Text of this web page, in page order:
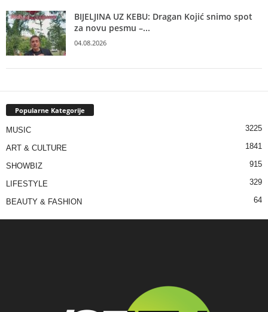
BIJELJINA UZ KEBU: Dragan Kojić snimo spot
za novu pesmu –...
04.08.2026
Popularne Kategorije
MUSIC 3225
ART & CULTURE 1841
SHOWBIZ 915
LIFESTYLE 329
BEAUTY & FASHION 64